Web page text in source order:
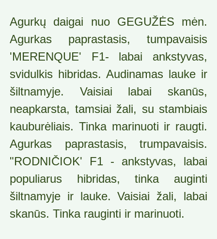
Agurkų daigai nuo GEGUŽĖS mėn.
Agurkas paprastasis, tumpavaisis
'MERENQUE' F1- labai ankstyvas,
svidulkis hibridas. Audinamas lauke ir
šiltnamyje. Vaisiai labai skanūs,
neapkarsta, tamsiai žali, su stambiais
kauburėliais. Tinka marinuoti ir raugti.
Agurkas paprastasis, trumpavaisis.
"RODNIČIOK' F1 - ankstyvas, labai
populiarus hibridas, tinka auginti
šiltnamyje ir lauke. Vaisiai žali, labai
skanūs. Tinka rauginti ir marinuoti.